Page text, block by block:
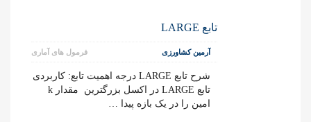
تابع LARGE
فرمول های آماری آرمین کشاورزی
شرح تابع LARGE درجه اهمیت تابع: کاربردی
تابع LARGE در اکسل بزرگترین مقدار k
امین را در یک بازه پیدا …